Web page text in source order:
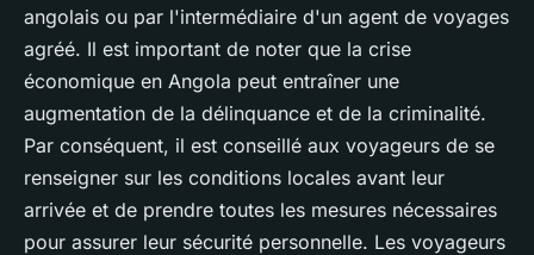
angolais ou par l'intermédiaire d'un agent de voyages
agréé. Il est important de noter que la crise
économique en Angola peut entraîner une
augmentation de la délinquance et de la criminalité.
Par conséquent, il est conseillé aux voyageurs de se
renseigner sur les conditions locales avant leur
arrivée et de prendre toutes les mesures nécessaires
pour assurer leur sécurité personnelle. Les voyageurs